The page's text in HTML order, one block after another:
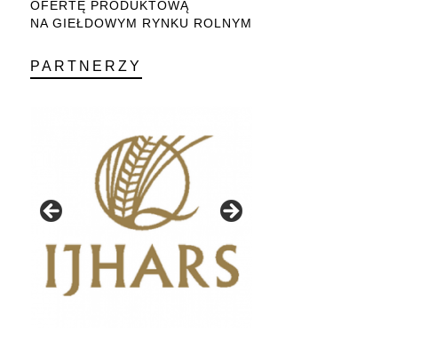
OFERTĘ PRODUKTOWĄ
NA GIEŁDOWYM RYNKU ROLNYM
PARTNERZY